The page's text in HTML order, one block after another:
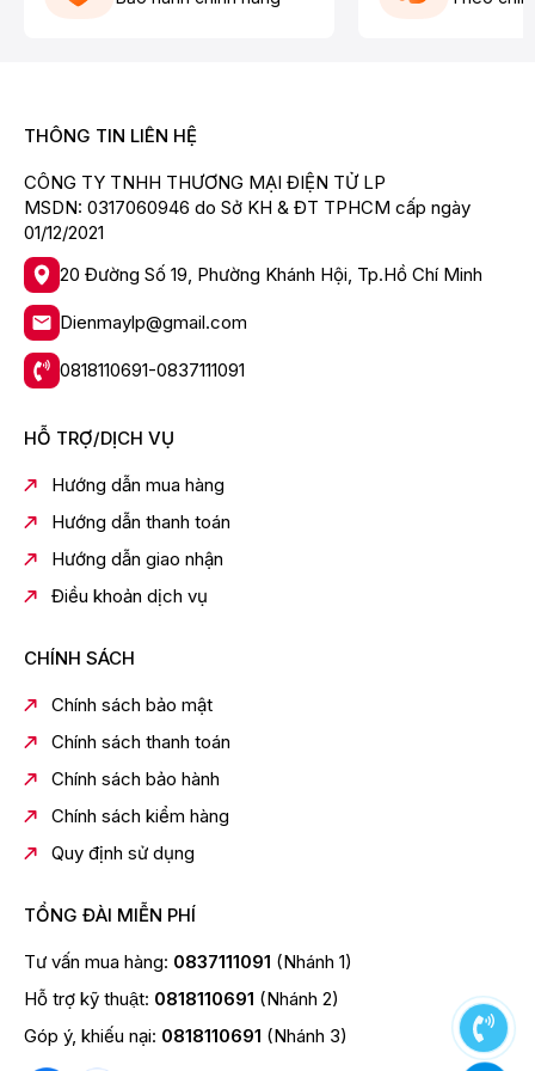
Hệ thống kép Hybrid Cooling giúp tỏa hơi lạnh đều
Chế biến thịt cá nhanh chóng, không cần rã
đông với ngăn làm lạnh tăng cường Extra
Cool Plus
thực phẩm tươi sống như cá và thịt sẽ được làm đông
trên bề mặt với nhiệt độ -1.5 độ C, vừa giữ được hàm
thể chế biến ngay mà không cần phải rã đông, tiết
kiệm thời gian cho những người bận rộn.
*Hình ảnh chỉ mang tính chất minh họa
Giúp rau củ tươi lâu trong ngăn trữ rau quả
Moisture Capsule
THÔNG TIN LIÊN HỆ
CÔNG TY TNHH THƯƠNG MẠI ĐIỆN TỬ LP
MSDN: 0317060946 do Sở KH & ĐT TPHCM cấp ngày
01/12/2021
20 Đường Số 19, Phường Khánh Hội, Tp.Hồ Chí Minh
Dienmaylp@gmail.com
0818110691-0837111091
HỖ TRỢ/DỊCH VỤ
Hướng dẫn mua hàng
Hướng dẫn thanh toán
Hướng dẫn giao nhận
Điều khoản dịch vụ
CHÍNH SÁCH
Chính sách bảo mật
Chính sách thanh toán
Chính sách bảo hành
Chính sách kiểm hàng
Quy định sử dụng
TỔNG ĐÀI MIỄN PHÍ
Tư vấn mua hàng: 0837111091 (Nhánh 1)
Hỗ trợ kỹ thuật: 0818110691 (Nhánh 2)
Góp ý, khiếu nại: 0818110691 (Nhánh 3)